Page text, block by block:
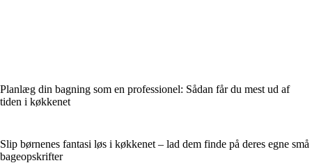
Planlæg din bagning som en professionel: Sådan får du mest ud af
tiden i køkkenet
Slip børnenes fantasi løs i køkkenet – lad dem finde på deres egne små
bageopskrifter